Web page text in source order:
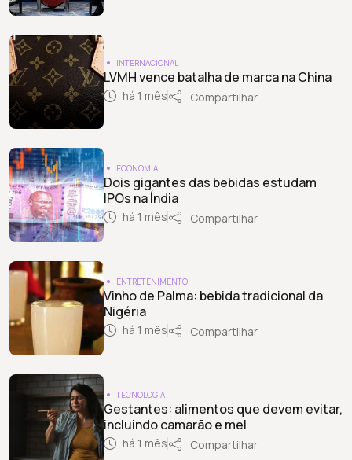
INTERNACIONAL
LVMH vence batalha de marca na China
há 1 mês Compartilhar
ECONOMIA
Dois gigantes das bebidas estudam
IPOs na Índia
há 1 mês Compartilhar
ENTRETENIMENTO
Vinho de Palma: bebida tradicional da
Nigéria
há 1 mês Compartilhar
TECNOLOGIA
Gestantes: alimentos que devem evitar,
incluindo camarão e mel
há 1 mês Compartilhar